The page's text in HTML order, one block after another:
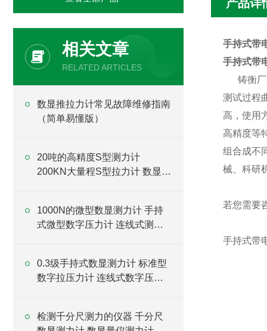
相关文章
RELATED ARTICLES
数显推拉力计常见故障维修指南
（简单易懂版）
20吨的高精度S型测力计
200KN大量程S型拉力计 数显S
1000N的微型数显测力计 手持
式微型数字压力计 连线式测力
0.3级手持式数显测力计 标准型
数字拉压力计 连线式数字压力
检测千分尺测力的仪器 千分尺
产品详
手持式带
手持式带
铸衡
测试过程
高，使用
高精度等
组合成不
械、科研
若您需要
手持式带